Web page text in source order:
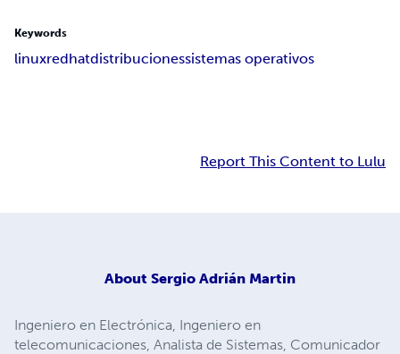
Keywords
linuxredhatdistribucionessistemas operativos
Report This Content to Lulu
About Sergio Adrián Martin
Ingeniero en Electrónica, Ingeniero en
telecomunicaciones, Analista de Sistemas, Comunicador